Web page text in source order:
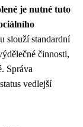
je nutné tuto
slouží standardní
činnosti,
Správa
vedlejší